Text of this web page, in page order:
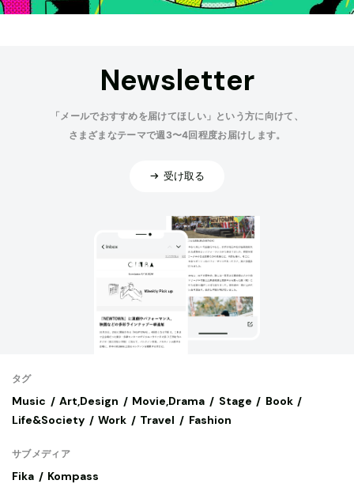
Newsletter
「メールでおすすめを届けてほしい」という方に向けて、
さまざまなテーマで週3〜4回程度お届けします。
受け取る
タグ
Music Art,Design Movie,Drama Stage
Book
Life&Society
Work Travel Fashion
サブメディア
Fika Kompass